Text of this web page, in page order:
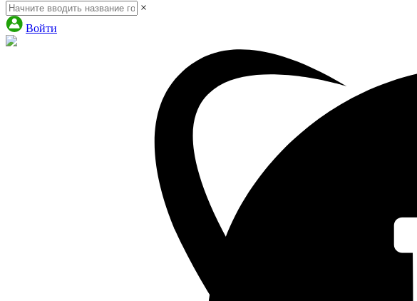
×
Войти